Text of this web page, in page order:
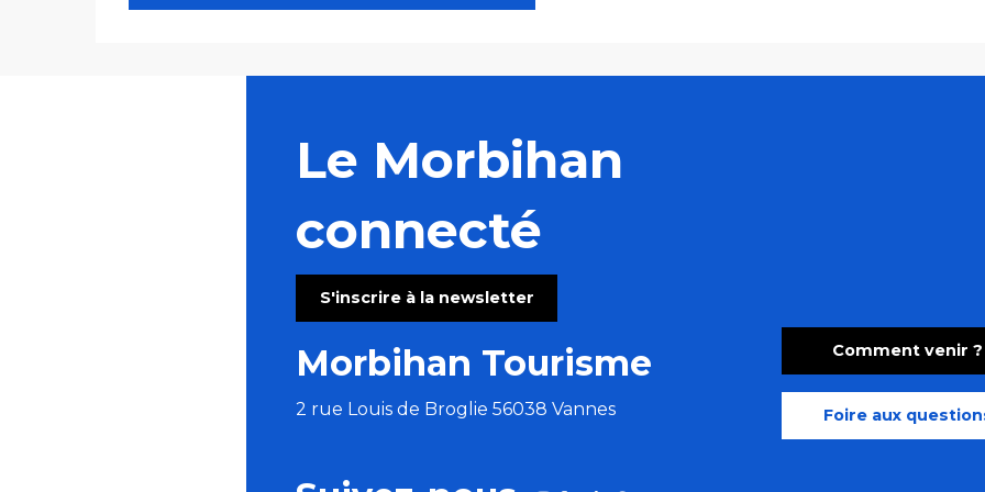
Le Morbihan
connecté
S'inscrire à la newsletter
Morbihan Tourisme
2 rue Louis de Broglie 56038 Vannes
Comment venir ?
Foire aux